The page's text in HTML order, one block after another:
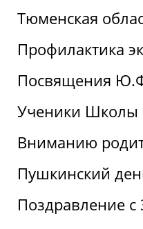
Тюменская
Профилактика
Посвящения
Ученики Школы
Вниманию
Пушкинский
Поздравление с